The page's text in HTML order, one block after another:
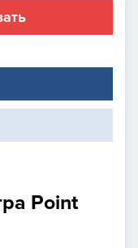
Point